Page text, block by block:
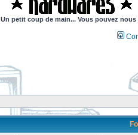
Un petit coup de main... Vous pouvez